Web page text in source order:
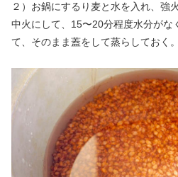
２）お鍋にするり麦と水を入れ、強
中火にして、15〜20分程度水分がな
て、そのまま蓋をして蒸らしておく